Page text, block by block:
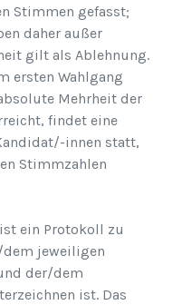
Stimmen gefasst;
daher außer
gilt als Ablehnung.
ersten Wahlgang
Mehrheit der
findet eine
innen statt,
Stimmzahlen
ein Protokoll zu
jeweiligen
der/dem
ist. Das